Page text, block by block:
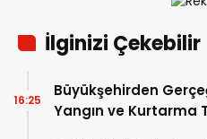
İlginizi Çekebilir
Büyükşehirden
Yangın ve Kurtarma
16:25